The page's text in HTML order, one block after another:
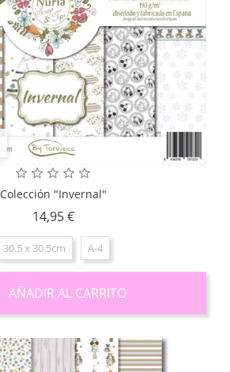
Colección "Invernal"
14,95 €Precio
30.5 x 30.5cm A-4
AÑADIR AL CARRITO